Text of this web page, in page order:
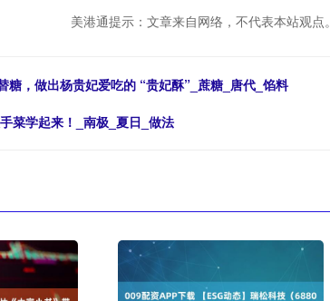
美港通提示：文章来自网络，不代表本站观点。
，做出杨贵妃爱吃的 “贵妃酥”_蔗糖_唐代_馅料
菜学起来！_南极_夏日_做法